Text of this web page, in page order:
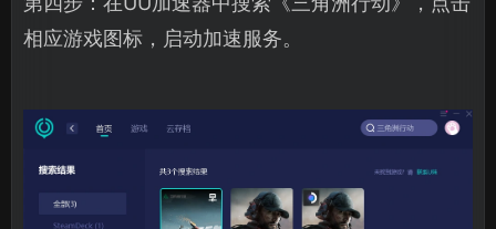
相应游戏图标，启动加速服务。